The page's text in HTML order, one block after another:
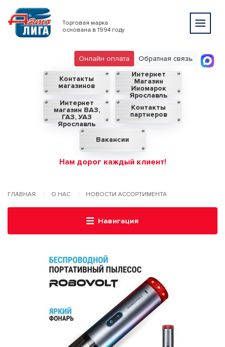
Торговая марка
основана в 1994 году
Обратная связь
Онлайн оплата
Контакты
магазинов
Интернет
Магазин
Иномарок
Ярославль
Интернет
магазин ВАЗ,
ГАЗ, УАЗ
Ярославль
Контакты
партнеров
Вакансии
Нам дорог каждый клиент!
ГЛАВНАЯ О НАС НОВОСТИ АССОРТИМЕНТА
Навигация